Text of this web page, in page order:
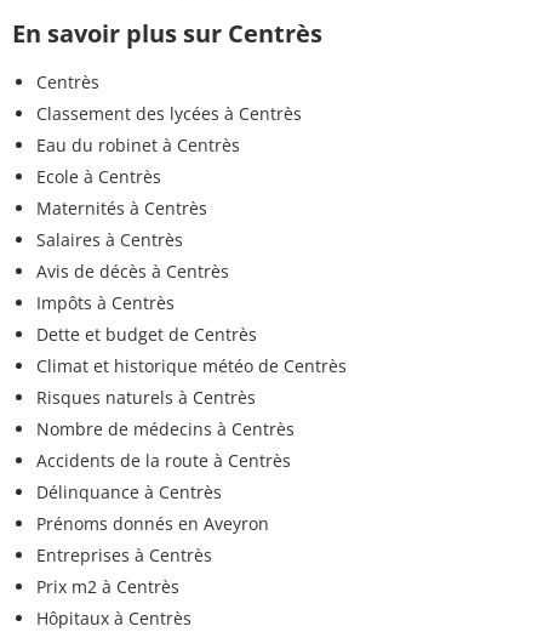
En savoir plus sur Centrès
Centrès
Classement des lycées à Centrès
Eau du robinet à Centrès
Ecole à Centrès
Maternités à Centrès
Salaires à Centrès
Avis de décès à Centrès
Impôts à Centrès
Dette et budget de Centrès
Climat et historique météo de Centrès
Risques naturels à Centrès
Nombre de médecins à Centrès
Accidents de la route à Centrès
Délinquance à Centrès
Prénoms donnés en Aveyron
Entreprises à Centrès
Prix m2 à Centrès
Hôpitaux à Centrès